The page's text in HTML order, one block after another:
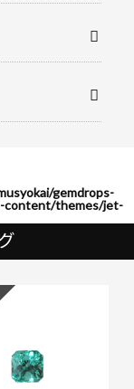
gemdrops-
content/themes/jet-